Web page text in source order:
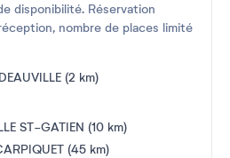
disponibilité. Réservation
nombre de places limité
(2 km)
ST-GATIEN (10 km)
(45 km)